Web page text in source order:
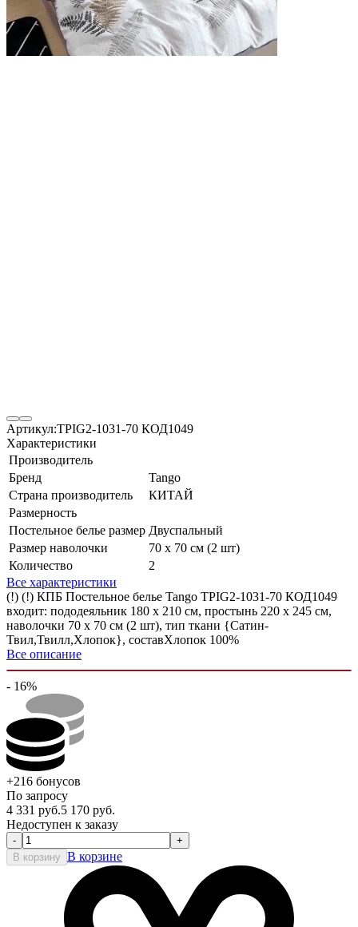
Артикул:TPIG2-1031-70 КОД1049
Характеристики
Производитель
Бренд
Tango
Страна производитель
КИТАЙ
Размерность
Постельное белье размер Двуспальный
Размер наволочки
70 х 70 см (2 шт)
Количество
2
Все характеристики
(!) (!) КПБ Постельное белье Tango TPIG2-1031-70 КОД1049
входит: пододеяльник 180 x 210 см, простынь 220 х 245 см,
наволочки 70 х 70 см (2 шт), тип ткани {Сатин-
Твил,Твилл,Хлопок}, составХлопок 100%
Все описание
- 16%
+216 бонусов
По запросу
4 331 руб.5 170 руб.
Недоступен к заказу
-
+
В корзину В корзине